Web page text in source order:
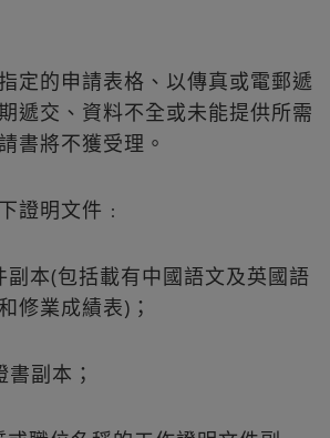
定的申請表格、以傳真或電郵遞
遞交、資料不全或未能提供所需
書將不獲受理。
證明文件﹕
本(包括載有中國語文及英國語
修業成績表)；
副本；